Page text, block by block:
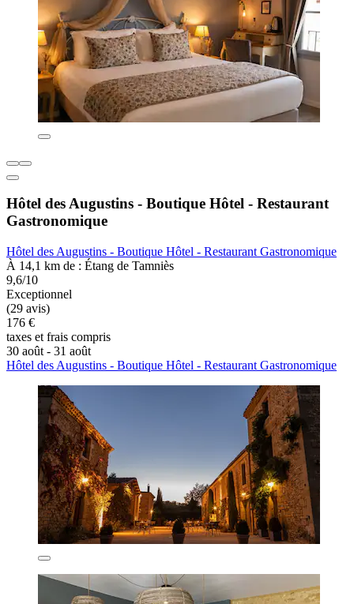
Hôtel des Augustins - Boutique Hôtel - Restaurant
Gastronomique
Hôtel des Augustins - Boutique Hôtel - Restaurant Gastronomique
À 14,1 km de : Étang de Tamniès
9,6/10
Exceptionnel
(29 avis)
176 €
taxes et frais compris
30 août - 31 août
Hôtel des Augustins - Boutique Hôtel - Restaurant Gastronomique